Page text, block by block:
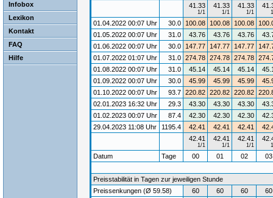
Infobox
Lexikon
Kontakt
FAQ
Hilfe
41.33
1/1
41.33
1/1
41.33
1/1
01.04.2022 00:07 Uhr 30.0 100.08 100.08 100.08
01.05.2022 00:07 Uhr
31.0 43.76 43.76 43.76
01.06.2022 00:07 Uhr
30.0 147.77 147.77 147.77
01.07.2022 01:07 Uhr
31.0 274.78 274.78 274.78
01.08.2022 00:07 Uhr
31.0 45.14 45.14 45.14
01.09.2022 00:07 Uhr
30.0 45.99 45.99 45.99
01.10.2022 00:07 Uhr
93.7 220.82 220.82 220.82
02.01.2023 16:32 Uhr
29.3 43.30 43.30 43.30
01.02.2023 00:07 Uhr
87.4 42.30 42.30 42.30
29.04.2023 11:08 Uhr
1195.4 42.41 42.41 42.41
42.41
1/1
42.41
1/1
42.41
1/1
Datum Tage 00 01 02
Preisstabilität in Tagen zur jeweiligen Stunde
Preissenkungen (Ø 59.58)
60 60 60
60